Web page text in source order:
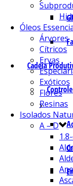
Cadeia
Óleos
Árvores
Cítricos
Ervas
Exóticos
Flores
Resinas
Isolados
A – D